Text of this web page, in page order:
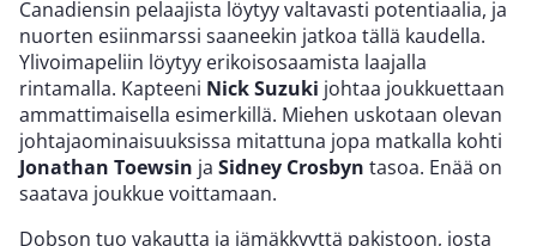
Canadiensin pelaajista löytyy valtavasti potentiaalia, ja
nuorten esiinmarssi saaneekin jatkoa tällä kaudella.
Ylivoimapeliin löytyy erikoisosaamista laajalla
rintamalla. Kapteeni Nick Suzuki johtaa joukkuettaan
ammattimaisella esimerkillä. Miehen uskotaan olevan
johtajaominaisuuksissa mitattuna jopa matkalla kohti
Jonathan Toewsin ja Sidney Crosbyn tasoa. Enää on
saatava joukkue voittamaan.
Dobson tuo vakautta ja jämäkkyyttä pakistoon, josta